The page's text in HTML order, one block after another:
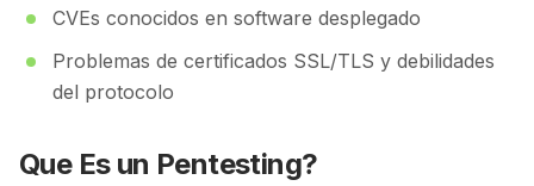
CVEs conocidos en software desplegado
Problemas de certificados SSL/TLS y debilidades
del protocolo
Que Es un Pentesting?